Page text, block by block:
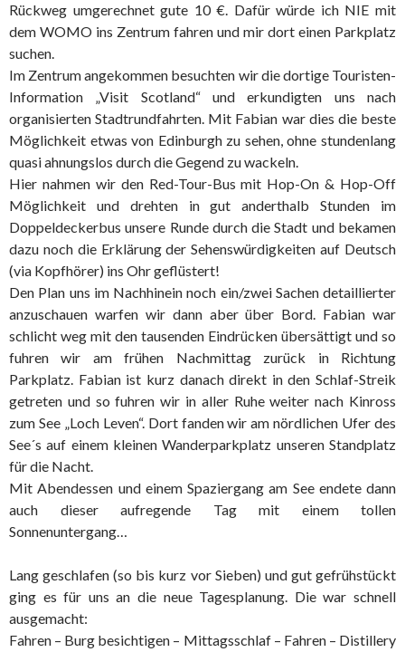
Rückweg umgerechnet gute 10 €. Dafür würde ich NIE mit
dem WOMO ins Zentrum fahren und mir dort einen Parkplatz
suchen.
Im Zentrum angekommen besuchten wir die dortige Touristen-
Information „Visit Scotland“ und erkundigten uns nach
organisierten Stadtrundfahrten. Mit Fabian war dies die beste
Möglichkeit etwas von Edinburgh zu sehen, ohne stundenlang
quasi ahnungslos durch die Gegend zu wackeln.
Hier nahmen wir den Red-Tour-Bus mit Hop-On & Hop-Off
Möglichkeit und drehten in gut anderthalb Stunden im
Doppeldeckerbus unsere Runde durch die Stadt und bekamen
dazu noch die Erklärung der Sehenswürdigkeiten auf Deutsch
(via Kopfhörer) ins Ohr geflüstert!
Den Plan uns im Nachhinein noch ein/zwei Sachen detaillierter
anzuschauen warfen wir dann aber über Bord. Fabian war
schlicht weg mit den tausenden Eindrücken übersättigt und so
fuhren wir am frühen Nachmittag zurück in Richtung
Parkplatz. Fabian ist kurz danach direkt in den Schlaf-Streik
getreten und so fuhren wir in aller Ruhe weiter nach Kinross
zum See „Loch Leven“. Dort fanden wir am nördlichen Ufer des
See´s auf einem kleinen Wanderparkplatz unseren Standplatz
für die Nacht.
Mit Abendessen und einem Spaziergang am See endete dann
auch dieser aufregende Tag mit einem tollen
Sonnenuntergang…
Lang geschlafen (so bis kurz vor Sieben) und gut gefrühstückt
ging es für uns an die neue Tagesplanung. Die war schnell
ausgemacht:
Fahren – Burg besichtigen – Mittagsschlaf – Fahren – Distillery